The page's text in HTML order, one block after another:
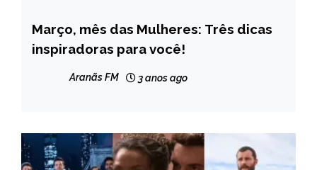
ENTRETENIMENTO
Março, mês das Mulheres: Três dicas
inspiradoras para você!
Aranãs FM 3 anos ago